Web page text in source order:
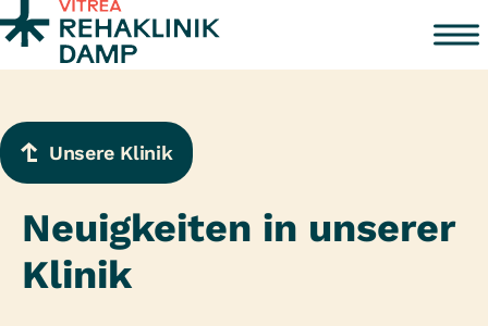
Zum Inhalt springen
Unsere Klinik
Neuigkeiten in unserer
Klinik